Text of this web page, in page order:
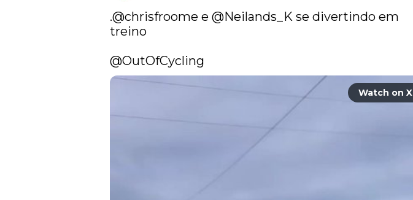
.@chrisfroome e @Neilands_K se divertindo em
treino
@OutOfCycling
Watch on X